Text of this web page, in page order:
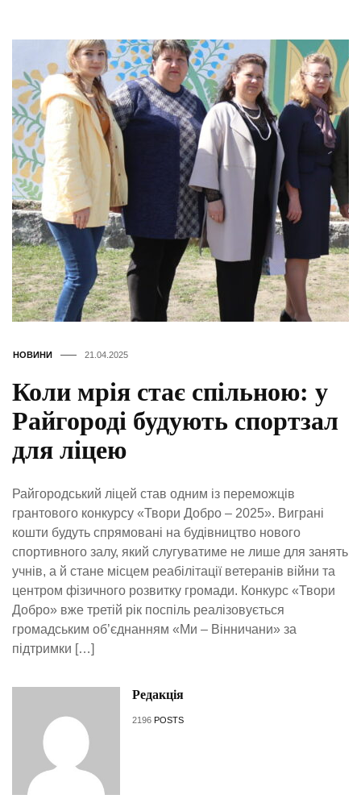
НОВИНИ 21.04.2025
Коли мрія стає спільною: у
Райгороді будують спортзал
для ліцею
Райгородський ліцей став одним із переможців
грантового конкурсу «Твори Добро – 2025». Виграні
кошти будуть спрямовані на будівництво нового
спортивного залу, який слугуватиме не лише для занять
учнів, а й стане місцем реабілітації ветеранів війни та
центром фізичного розвитку громади. Конкурс «Твори
Добро» вже третій рік поспіль реалізовується
громадським об’єднанням «Ми – Вінничани» за
підтримки […]
Редакція
2196 POSTS